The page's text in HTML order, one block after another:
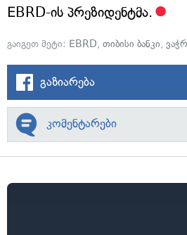
EBRD-ის პრეზიდენტმა.
გაიგეთ მეტი: EBRD, თიბისი ბანკი,
გაზიარება
კომენტარები